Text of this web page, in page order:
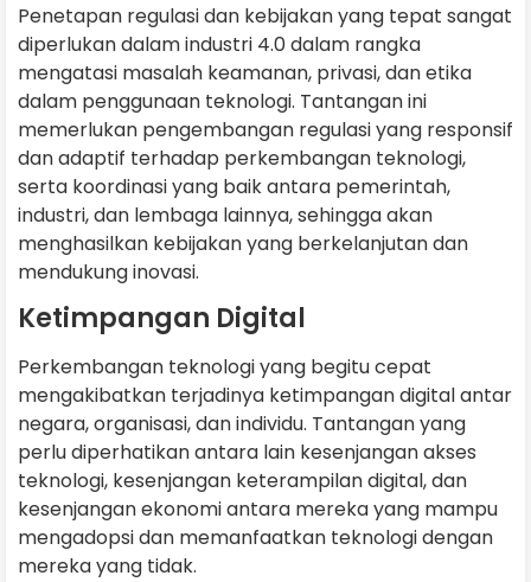
Penetapan regulasi dan kebijakan yang tepat sangat
diperlukan dalam industri 4.0 dalam rangka
mengatasi masalah keamanan, privasi, dan etika
dalam penggunaan teknologi. Tantangan ini
memerlukan pengembangan regulasi yang responsif
dan adaptif terhadap perkembangan teknologi,
serta koordinasi yang baik antara pemerintah,
industri, dan lembaga lainnya, sehingga akan
menghasilkan kebijakan yang berkelanjutan dan
mendukung inovasi.
Ketimpangan Digital
Perkembangan teknologi yang begitu cepat
mengakibatkan terjadinya ketimpangan digital antar
negara, organisasi, dan individu. Tantangan yang
perlu diperhatikan antara lain kesenjangan akses
teknologi, kesenjangan keterampilan digital, dan
kesenjangan ekonomi antara mereka yang mampu
mengadopsi dan memanfaatkan teknologi dengan
mereka yang tidak.